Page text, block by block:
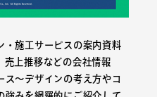
・施工サービスの案内資料
売上推移などの会社情報
ス〜デザインの考え方やコ